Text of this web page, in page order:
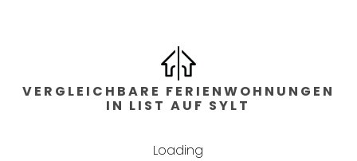
VERGLEICHBARE FERIENWOHNUNGEN
IN LIST AUF SYLT
Loading